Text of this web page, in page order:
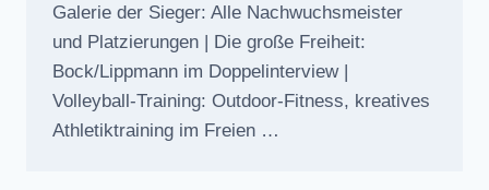
Galerie der Sieger: Alle Nachwuchsmeister
und Platzierungen | Die große Freiheit:
Bock/Lippmann im Doppelinterview |
Volleyball-Training: Outdoor-Fitness, kreatives
Athletiktraining im Freien …